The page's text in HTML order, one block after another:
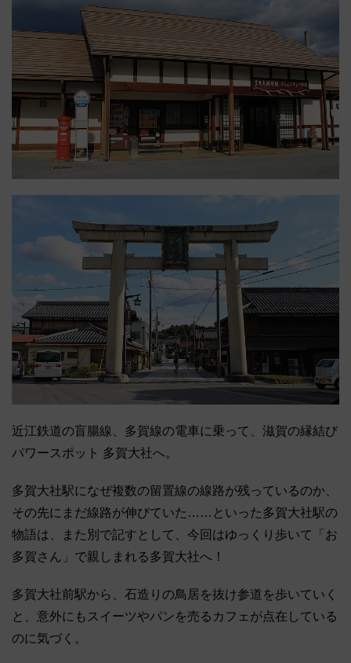
近江鉄道の盲腸線、多賀線の電車に乗って、滋賀の縁結び
パワースポット 多賀大社へ。
多賀大社駅になぜ複数の留置線の線路が残っているのか、
その先にまだ線路が伸びていた……といった多賀大社駅の
物語は、また別で記すとして、今回はゆっくり歩いて「お
多賀さん」で親しまれる多賀大社へ！
多賀大社前駅から、石造りの鳥居を抜け参道を歩いていく
と、意外にもスイーツやパンを売るカフェが点在している
のに気づく。